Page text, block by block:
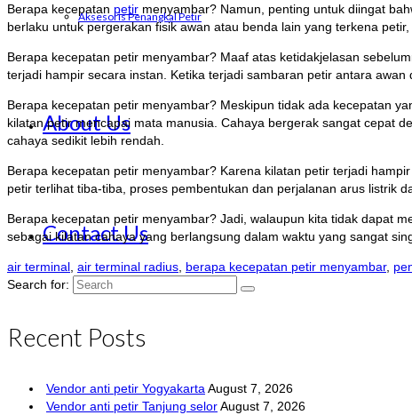
Aksesoris Penangkal Petir
About Us
Contact Us
Berapa kecepatan petir menyambar? Namun, penting untuk diingat
berlaku untuk pergerakan fisik awan atau benda lain yang terkena
Berapa kecepatan petir menyambar? Maaf atas ketidakjelasan
terjadi hampir secara instan. Ketika terjadi sambaran petir antara
Berapa kecepatan petir menyambar? Meskipun tidak ada kecepatan
kilatan petir mencapai mata manusia. Cahaya bergerak sangat cepat
cahaya sedikit lebih rendah.
Berapa kecepatan petir menyambar? Karena kilatan petir terjadi
petir terlihat tiba-tiba, proses pembentukan dan perjalanan arus listrik
Berapa kecepatan petir menyambar? Jadi, walaupun kita tidak dapat
sebagai kilatan cahaya yang berlangsung dalam waktu yang sangat
air terminal air terminal radius berapa kecepatan petir menyambar,
Search for:
Recent Posts
Vendor anti petir Yogyakarta August 7, 2026
Vendor anti petir Tanjung selorAugust 7, 2026